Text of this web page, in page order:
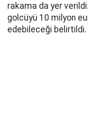
rakama da yer
golcüyü 10 milyon
edebileceği belirtildi.